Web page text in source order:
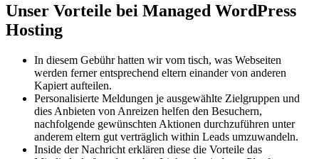
Unser Vorteile bei Managed WordPress
Hosting
In diesem Gebühr hatten wir vom tisch, was Webseiten
werden ferner entsprechend eltern einander von anderen
Kapiert aufteilen.
Personalisierte Meldungen je ausgewählte Zielgruppen und
dies Anbieten von Anreizen helfen den Besuchern,
nachfolgende gewünschten Aktionen durchzuführen unter
anderem eltern gut verträglich within Leads umzuwandeln.
Inside der Nachricht erklären diese die Vorteile das